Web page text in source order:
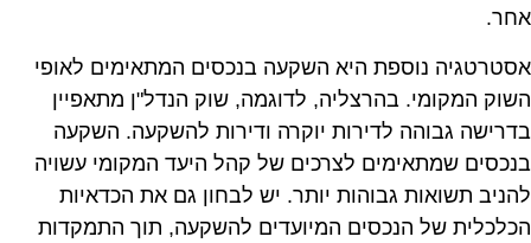
נוספת היא השקעה בנכסים המתאימים לאופי
המקומי. בהרצליה, לדוגמה, שוק הנדל"ן מתאפיין
גבוהה לדירות יוקרה ודירות להשקעה. השקעה
שמתאימים לצרכים של קהל היעד המקומי עשויה
תשואות גבוהות יותר. יש לבחון גם את הכדאיות
של הנכסים המיועדים להשקעה, תוך התמקדות